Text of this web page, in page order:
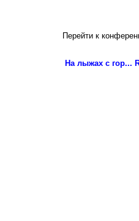
Перейти к
На лыжах с гор...